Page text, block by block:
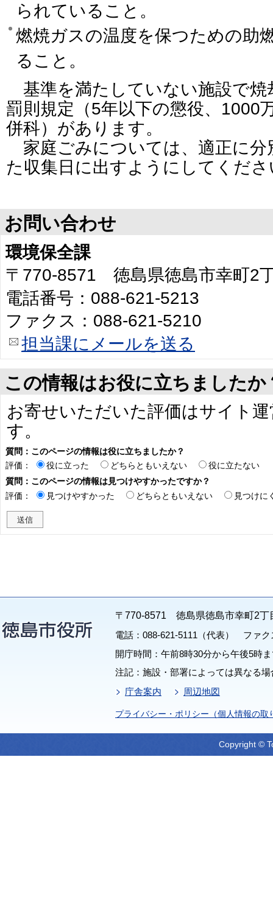
られていること。
燃焼ガスの温度を保つための助
ること。
基準を満たしていない施設で焼
罰則規定（5年以下の懲役、1000
併科）があります。
家庭ごみについては、適正に分
た収集日に出すようにしてくださ
お問い合わせ
環境保全課
〒770-8571 徳島県徳島市幸町2
電話番号：088-621-5213
ファクス：088-621-5210
担当課にメールを送る
この情報はお役に立ちましたか
お寄せいただいた評価はサイト
す。
質問：このページの情報は役に立ちましたか？
評価：
役に立った どちらともいえない
役に立たない
質問：このページの情報は見つけやすかったですか？
評価：
見つけやすかった どちらともいえない 見つけに
〒770-8571 徳島県徳島市幸町2丁
電話：088-621-5111（代表） ファク
開庁時間：午前8時30分から午後5時
注記：施設・部署によっては異なる
庁舎案内
周辺地図
プライバシー・ポリシー（個人情報の取
Copyright ©